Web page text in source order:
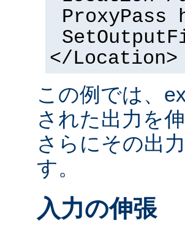
</Location>
この例では、
された出力を
さらにその出
す。
入力の伸張